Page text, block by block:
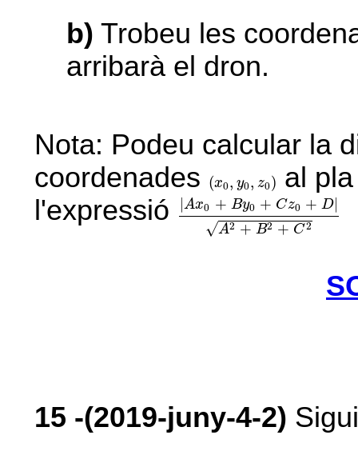
b) Trobeu les
arribarà el dron.
Nota: Podeu calcular la
coordenades (x0, y0, z0)
( )
al
l'expressió
|Ax0 + By0 + Cz0 + D|
√A2 + B2 + C2
Ax + B y0 z0+ A 2+B
15 -(2019-juny-4-2)